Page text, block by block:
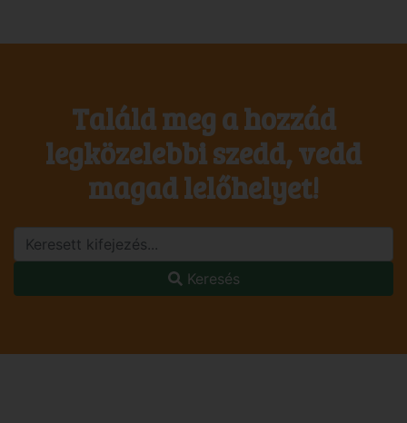
Találd meg a hozzád
legközelebbi szedd, vedd
magad lelőhelyet!
Keresés